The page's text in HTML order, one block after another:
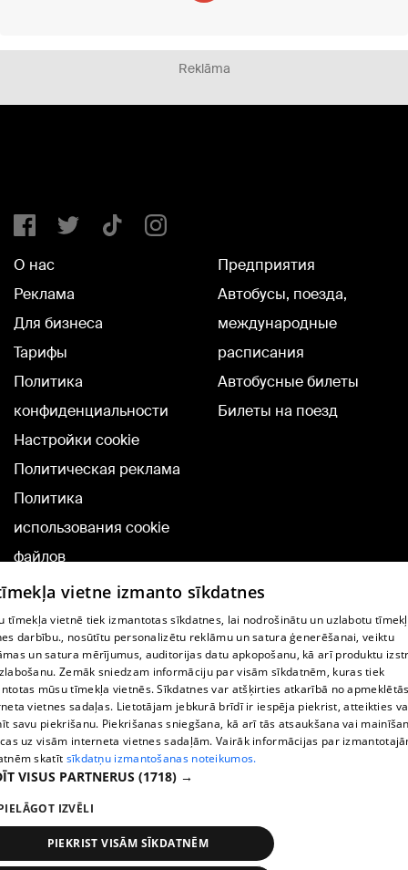
Reklāma
О нас
Реклама
Для бизнеса
Тарифы
Политика
конфиденциальности
Настройки cookie
Политическая реклама
Политика
использования cookie
файлов
Добавление
комментариев
Предприятия
Автобусы, поезда,
международные
расписания
Автобусные билеты
Билеты на поезд
TВ-программа
Условия договора
360 Ziņu kontakti
Helio Media
Служба помощи портала: э-почта -
All rights reserved.
vietne izmanto sīkdatnes
tīmekļa vietnē tiek izmantotas sīkdatnes, lai nodrošinātu un uzlabotu
darbību., nosūtītu personalizētu reklāmu un satura ģenerēšanai, veiktu
un satura mērījumus, auditorijas datu apkopošanu, kā arī produktu
Zemāk sniedzam informāciju par visām sīkdatnēm, kuras tiek
mūsu tīmekļa vietnēs. Sīkdatnes var atšķirties atkarībā no
vietnes sadaļas. Lietotājam jebkurā brīdī ir iespēja piekrist, atteikties
savu piekrišanu. Piekrišanas sniegšana, kā arī tās atsaukšana vai
uz visām interneta vietnes sadaļām. Vairāk informācijas par
skatīt sīkdatņu izmantošanas noteikumos.
VISUS PARTNERUS (1718) →
IZVĒLI
PIEKRIST VISĀM SĪKDATNĒM